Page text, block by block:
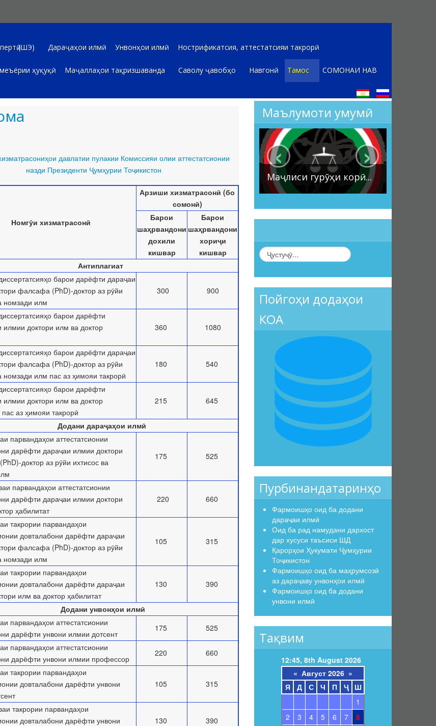
(ШЭ) Дараҷаҳои илмӣ Унвонҳои илмӣ Нострификатсия, аттестатсияи такрорӣ
ҳуқуқӣ Маҷаллаҳои тақризшаванда Саволу ҷавобҳо Навгонӣ Тамос СОМОНАИ НАВ
давлатии пулакии Комиссияи олии аттестатсионии
назди Президенти Ҷумҳурии Тоҷикистон
Номгӯи хизматрасонӣ
Арзиши хизматрасонӣ (бо
сомонӣ)
Барои
шаҳрвандони
дохили
кишвар
Барои
шаҳрвандони
хориҷи
кишвар
Антиплагиат
барои дарёфти дараҷаи
фалсафа (PhD)-доктор аз рӯйи
номзади илм
300 900
барои дарёфти
илмии доктори илм ва доктор
360 1080
барои дарёфти дараҷаи
фалсафа (PhD)-доктор аз рӯйи
номзади илм пас аз ҳимояи такрорӣ
180 540
барои дарёфти
илмии доктори илм ва доктор
пас аз ҳимояи такрорӣ
215 645
Додани дараҷаҳои илмӣ
парвандаҳои аттестатсионии
дарёфти дараҷаи илмии доктори
доктор аз рӯйи ихтисос ва
175 525
парвандаҳои аттестатсионии
дарёфти дараҷаи илмии доктори
ҳабилитат
220 660
такрории парвандаҳои
довталабони дарёфти дараҷаи
фалсафа (PhD)-доктор аз рӯйи
номзади илм
105 315
такрории парвандаҳои
довталабони дарёфти дараҷаи
илм ва доктор ҳабилитат
130 390
Додани унвонҳои илмӣ
парвандаҳои аттестатсионии
дарёфти унвони илмии дотсент
175 525
парвандаҳои аттестатсионии
дарёфти унвони илмии профессор
220 660
такрории парвандаҳои
довталабони дарёфти унвони
105 315
такрории парвандаҳои
довталабони дарёфти унвони
130 390
Маълумоти умумӣ
Маҷлиси гурӯҳи корӣ...
‹ ›
Пойгоҳи додаҳои
КОА
Пурбинандатаринҳо
Фармоишҳо оид ба додани
дараҷаи илмӣ
Оид ба рад намудани дархост
дар хусуси таъсиси ШД
Қарорҳои Ҳукумати Ҷумҳурии
Тоҷикистон
Фармоишҳо оид ба маҳрумсозӣ
аз дараҷаву унвонҳои илмӣ
Фармоишҳо оид ба додани
унвони илмӣ
Тақвим
12:45, 8th August 2026
« Август 2026 »
Я
Д С Ч П Ҷ
Ш
1
2
3 4 5 6 7
8